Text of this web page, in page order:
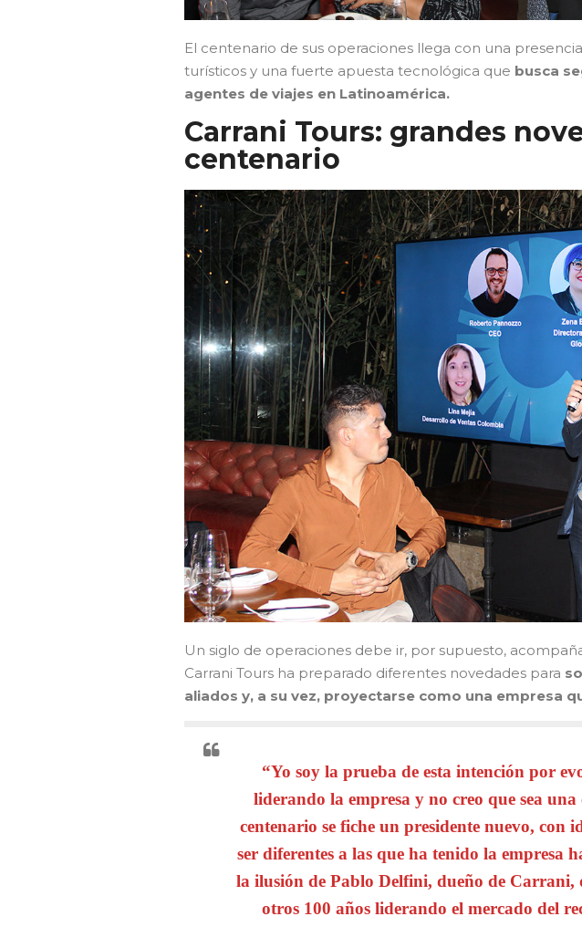
El centenario de sus operaciones llega con una
turísticos y una fuerte apuesta tecnológica que busca
agentes de viajes en Latinoamérica.
Carrani Tours: grandes
centenario
Un siglo de operaciones debe ir, por supuesto,
Carrani Tours ha preparado diferentes novedades para
aliados y, a su vez, proyectarse como una empresa
“Yo soy la prueba de esta intención por
liderando la empresa y no creo que sea
centenario se fiche un presidente nuevo, con
ser diferentes a las que ha tenido la empresa
la ilusión de Pablo Delfini, dueño de Carrani,
otros 100 años liderando el mercado del